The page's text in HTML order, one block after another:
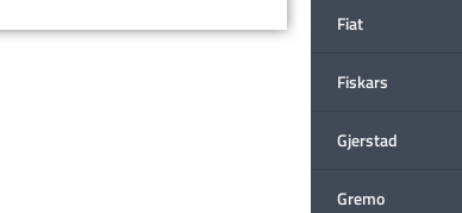
Fiat
Fiskars
Gjerstad
Gremo